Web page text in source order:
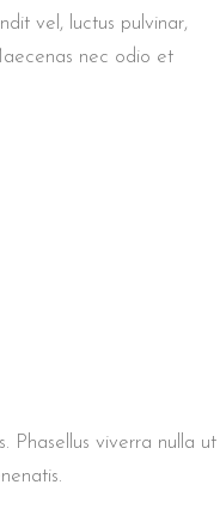
vel, luctus pulvinar,
nec odio et
Phasellus viverra nulla ut